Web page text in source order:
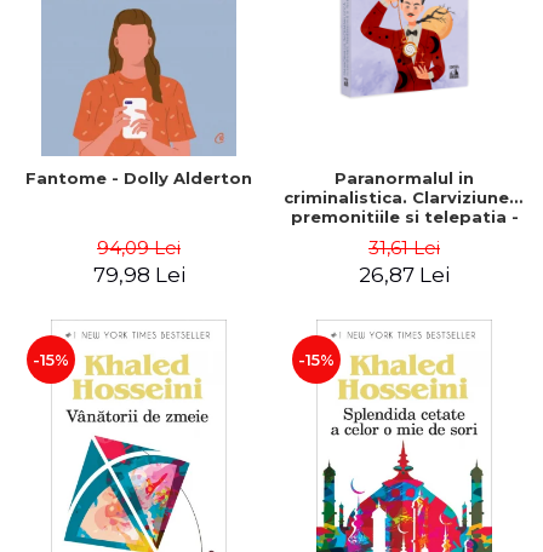
Fantome - Dolly Alderton
94,09 Lei
79,98 Lei
Paranormalul in
criminalistica. Clarviziunea,
premonitiile si telepatia -
31,61 Lei
26,87 Lei
-15% -15%